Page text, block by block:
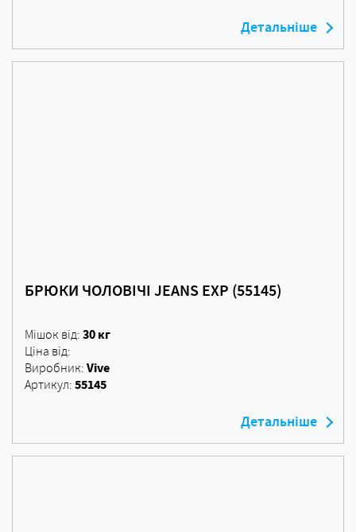
Детальніше
БРЮКИ ЧОЛОВІЧІ JEANS EXP (55145)
Мішок від: 30 кг
Ціна від:
Виробник: Vive
Артикул: 55145
Детальніше